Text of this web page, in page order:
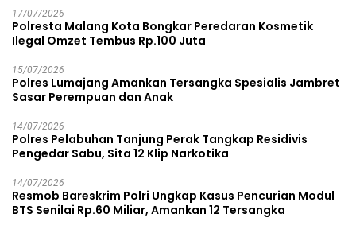
17/07/2026
Polresta Malang Kota Bongkar Peredaran Kosmetik
Ilegal Omzet Tembus Rp.100 Juta
15/07/2026
Polres Lumajang Amankan Tersangka Spesialis Jambret
Sasar Perempuan dan Anak
14/07/2026
Polres Pelabuhan Tanjung Perak Tangkap Residivis
Pengedar Sabu, Sita 12 Klip Narkotika
14/07/2026
Resmob Bareskrim Polri Ungkap Kasus Pencurian Modul
BTS Senilai Rp.60 Miliar, Amankan 12 Tersangka